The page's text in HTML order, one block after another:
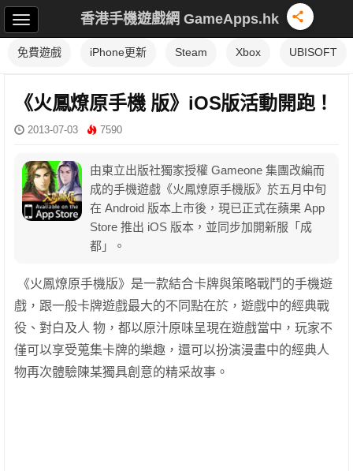
香港手機遊戲網 GameApps.hk
免費遊戲 iPhone更新 Steam Xbox UBISOFT
《火鳳燎原手機 版》iOS版活動開跑！
2013-07-03 7590
由東立出版社獨家授權 Gameone 集團改編而
成的手機遊戲《火鳳燎原手機版》於五月中旬
在 Android 版本上市後，現已正式在蘋果 App
Store 推出 iOS 版本，並同步加開新服「成
都」。
《火鳳燎原手機版》是一款結合卡牌與策略戰鬥的手機遊
戲，跟一般卡牌遊戲最大的不同點在於，遊戲中的經典戰
役、對白及人 物，都以原汁原味呈現在遊戲當中，玩家不
僅可以享受蒐集卡牌的樂趣，還可以扮演漫畫中的經典人
物再次體驗陳某獨具創意的精采故事。